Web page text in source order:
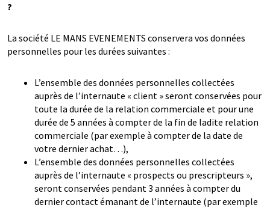
?
La société LE MANS EVENEMENTS conservera vos données
personnelles pour les durées suivantes :
L’ensemble des données personnelles collectées
auprès de l’internaute « client » seront conservées pour
toute la durée de la relation commerciale et pour une
durée de 5 années à compter de la fin de ladite relation
commerciale (par exemple à compter de la date de
votre dernier achat…),
L’ensemble des données personnelles collectées
auprès de l’internaute « prospects ou prescripteurs »,
seront conservées pendant 3 années à compter du
dernier contact émanant de l’internaute (par exemple